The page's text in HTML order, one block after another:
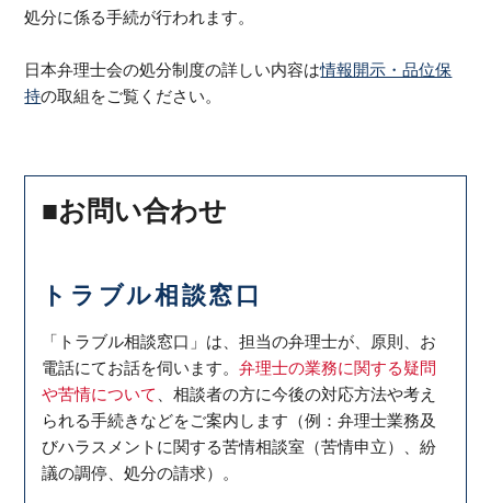
処分に係る手続が行われます。
日本弁理士会の処分制度の詳しい内容は情報開示・品位保
持の取組をご覧ください。
■お問い合わせ
トラブル相談窓口
「トラブル相談窓口」は、担当の弁理士が、原則、お
電話にてお話を伺います。弁理士の業務に関する疑問
や苦情について
、相談者の方に今後の対応方法や考え
られる手続きなどをご案内します（例：弁理士業務及
びハラスメントに関する苦情相談室（苦情申立）、紛
議の調停、処分の請求）。